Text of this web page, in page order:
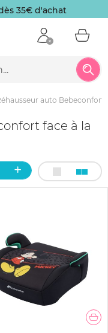
35€ d'achat
auto Bebeconfort